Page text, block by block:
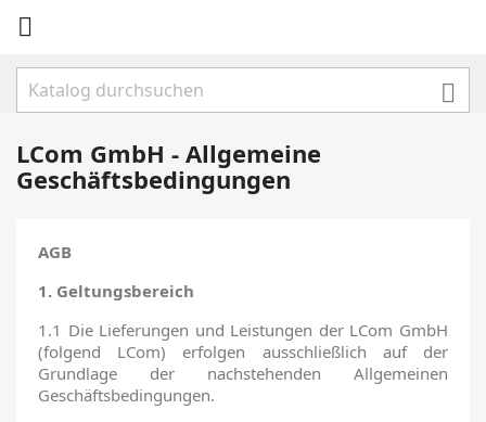


LCom GmbH - Allgemeine
Geschäftsbedingungen
AGB
1. Geltungsbereich
1.1 Die Lieferungen und Leistungen der LCom GmbH
(folgend LCom) erfolgen ausschließlich auf der
Grundlage der nachstehenden Allgemeinen
Geschäftsbedingungen.